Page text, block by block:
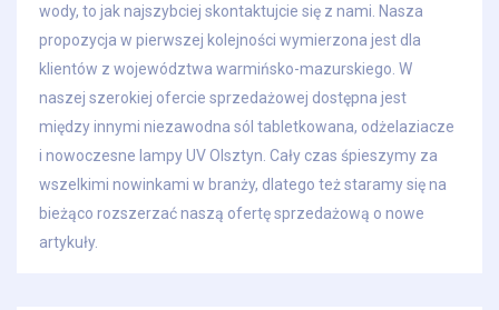
wody, to jak najszybciej skontaktujcie się z nami. Nasza
propozycja w pierwszej kolejności wymierzona jest dla
klientów z województwa warmińsko-mazurskiego. W
naszej szerokiej ofercie sprzedażowej dostępna jest
między innymi niezawodna sól tabletkowana, odżelaziacze
i nowoczesne lampy UV Olsztyn. Cały czas śpieszymy za
wszelkimi nowinkami w branży, dlatego też staramy się na
bieżąco rozszerzać naszą ofertę sprzedażową o nowe
artykuły.